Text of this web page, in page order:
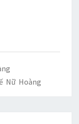
Nữ Hoàng